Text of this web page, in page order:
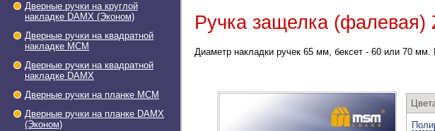
Дверные ручки на круглой
накладке DAMX (Эконом)
Дверные ручки на квадратной
накладке МСМ
Дверные ручки на квадратной
накладке DAMX
Дверные ручки на планке МСМ
Дверные ручки на планке DAMX
(Эконом)
Ручка защелка (фалевая)
Диаметр накладки ручек 65 мм, бексет - 60 или 70